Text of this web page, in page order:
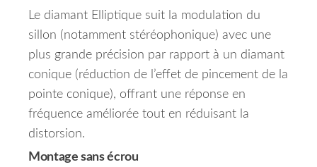
Le diamant Elliptique suit la modulation du
sillon (notamment stéréophonique) avec une
plus grande précision par rapport à un diamant
conique (réduction de l’effet de pincement de la
pointe conique), offrant une réponse en
fréquence améliorée tout en réduisant la
distorsion.
Montage sans écrou